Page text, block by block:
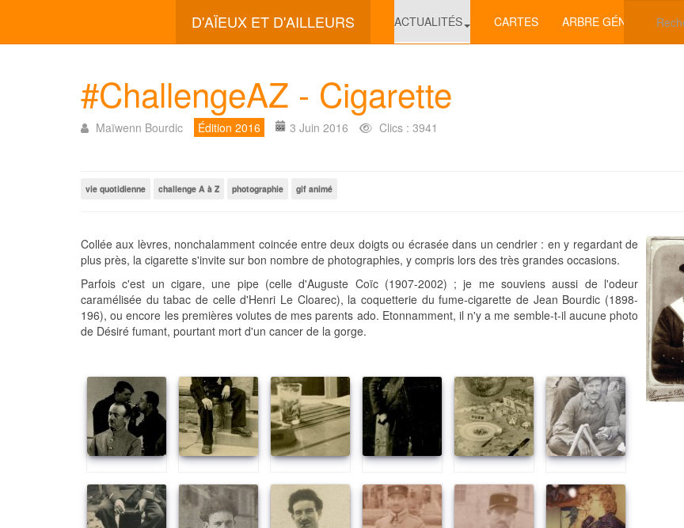
D'AÏEUX ET D'AILLEURS ACTUALITÉS CARTES ARBRE
#ChallengeAZ - Cigarette
Maïwenn Bourdic Édition 2016 3 Juin 2016 Clics : 3941
vie quotidienne challenge A à Z photographie gif animé
Collée aux lèvres, nonchalamment coincée entre deux doigts ou écrasée dans un cendrier : en y regardant de
plus près, la cigarette s'invite sur bon nombre de photographies, y compris lors des très grandes occasions.
Parfois c'est un cigare, une pipe (celle d'Auguste Coïc (1907-2002) ; je me souviens aussi de l'odeur
caramélisée du tabac de celle d'Henri Le Cloarec), la coquetterie du fume-cigarette de Jean Bourdic (1898-
196), ou encore les premières volutes de mes parents ado. Etonnamment, il n'y a me semble-t-il aucune photo
de Désiré fumant, pourtant mort d'un cancer de la gorge.